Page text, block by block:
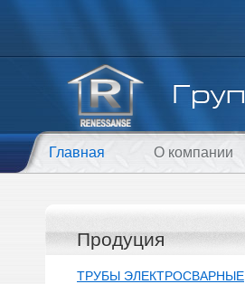
Главная О компании
Продуция
ТРУБЫ ЭЛЕКТРОСВАРНЫЕ